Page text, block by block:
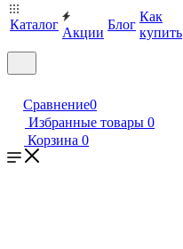
Каталог
Акции
Блог
Как
купить
Сравнение0
Избранные товары 0
Корзина 0